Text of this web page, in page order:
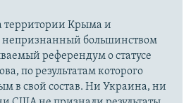
территории Крыма и
непризнанный большинством
референдум о статусе
по результатам которого
в свой состав. Ни Украина, ни